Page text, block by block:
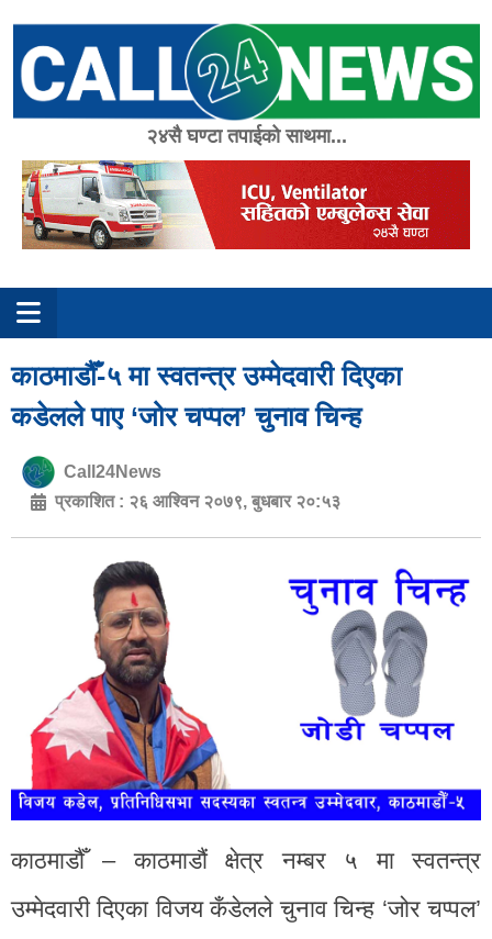
content
२४सै घण्टा तपाईको साथमा...
काठमाडौँ-५ मा स्वतन्त्र उम्मेदवारी दिएका
कडेलले पाए ‘जोर चप्पल’ चुनाव चिन्ह
Call24News
प्रकाशित : २६ आश्विन २०७९, बुधबार २०:५३
काठमाडौँ – काठमाडौं क्षेत्र नम्बर ५ मा स्वतन्त्र
उम्मेदवारी दिएका विजय कँडेलले चुनाव चिन्ह ‘जोर चप्पल’